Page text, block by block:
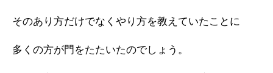
そのあり方だけでなくやり方を教えていたことに
多くの方が門をたたいたのでしょう。